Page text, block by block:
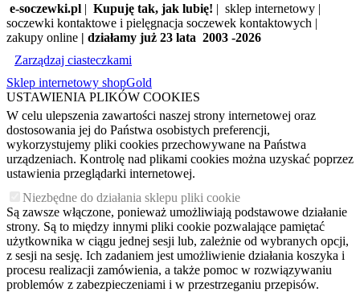
e-soczewki.pl | Kupuję tak, jak lubię! | sklep internetowy |
soczewki kontaktowe i pielęgnacja soczewek kontaktowych |
zakupy online | działamy już 23 lata 2003 -2026
Zarządzaj ciasteczkami
Sklep internetowy shopGold
USTAWIENIA PLIKÓW COOKIES
W celu ulepszenia zawartości naszej strony internetowej oraz
dostosowania jej do Państwa osobistych preferencji,
wykorzystujemy pliki cookies przechowywane na Państwa
urządzeniach. Kontrolę nad plikami cookies można uzyskać poprzez
ustawienia przeglądarki internetowej.
Niezbędne do działania sklepu pliki cookie
Są zawsze włączone, ponieważ umożliwiają podstawowe działanie
strony. Są to między innymi pliki cookie pozwalające pamiętać
użytkownika w ciągu jednej sesji lub, zależnie od wybranych opcji,
z sesji na sesję. Ich zadaniem jest umożliwienie działania koszyka i
procesu realizacji zamówienia, a także pomoc w rozwiązywaniu
problemów z zabezpieczeniami i w przestrzeganiu przepisów.